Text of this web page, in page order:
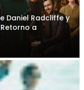
Daniel Radcliffe y
a